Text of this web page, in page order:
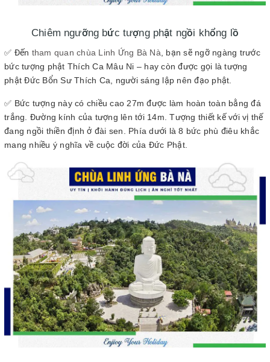
Chiêm ngưỡng bức tượng phật ngồi khổng lồ
✅ Đến tham quan chùa Linh Ứng Bà Nà , bạn sẽ ngỡ ngàng trước
bức tượng phật Thích Ca Mâu Ni – hay còn được gọi là tượng
phật Đức Bổn Sư Thích Ca, người sáng lập nên đạo phật.
✅ Bức tượng này có chiều cao 27m được làm hoàn toàn bằng đá
trắng. Đường kính của tượng lên tới 14m. Tượng thiết kế với vị thế
đang ngồi thiền định ở đài sen. Phía dưới là 8 bức phù điêu khắc
mang nhiều ý nghĩa về cuộc đời của Đức Phật.